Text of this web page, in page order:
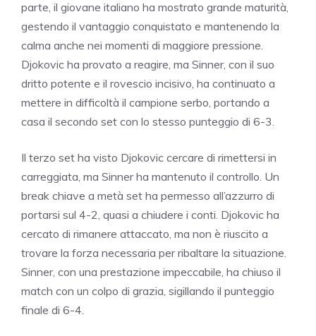
parte, il giovane italiano ha mostrato grande maturità,
gestendo il vantaggio conquistato e mantenendo la
calma anche nei momenti di maggiore pressione.
Djokovic ha provato a reagire, ma Sinner, con il suo
dritto potente e il rovescio incisivo, ha continuato a
mettere in difficoltà il campione serbo, portando a
casa il secondo set con lo stesso punteggio di 6-3.
Il terzo set ha visto Djokovic cercare di rimettersi in
carreggiata, ma Sinner ha mantenuto il controllo. Un
break chiave a metà set ha permesso all’azzurro di
portarsi sul 4-2, quasi a chiudere i conti. Djokovic ha
cercato di rimanere attaccato, ma non è riuscito a
trovare la forza necessaria per ribaltare la situazione.
Sinner, con una prestazione impeccabile, ha chiuso il
match con un colpo di grazia, sigillando il punteggio
finale di 6-4.